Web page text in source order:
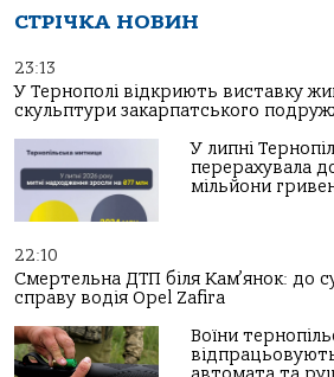
СТРІЧКА НОВИН
23:13
У Тернополі відкриють виставку
скульптури закарпатського
У липні
перерахувала
мільйони
22:10
Смертельна ДТП біля Кам’янок: до
справу водія Opel Zafira
Воїни